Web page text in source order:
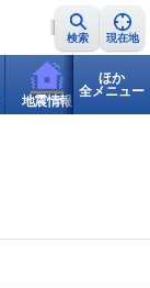
検索 現在地
地震情報 世界天
ほか
全メニュー